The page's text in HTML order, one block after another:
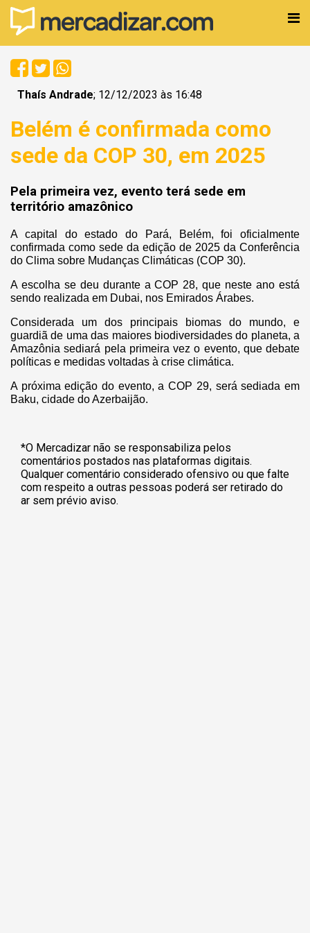
Thaís Andrade; 12/12/2023 às 16:48
Belém é confirmada como
sede da COP 30, em 2025
Pela primeira vez, evento terá sede em
território amazônico
A capital do estado do Pará, Belém, foi oficialmente
confirmada como sede da edição de 2025 da Conferência
do Clima sobre Mudanças Climáticas (COP 30).
A escolha se deu durante a COP 28, que neste ano está
sendo realizada em Dubai, nos Emirados Árabes.
Considerada um dos principais biomas do mundo, e
guardiã de uma das maiores biodiversidades do planeta, a
Amazônia sediará pela primeira vez o evento, que debate
políticas e medidas voltadas à crise climática.
A próxima edição do evento, a COP 29, será sediada em
Baku, cidade do Azerbaijão.
*O Mercadizar não se responsabiliza pelos
comentários postados nas plataformas digitais.
Qualquer comentário considerado ofensivo ou que falte
com respeito a outras pessoas poderá ser retirado do
ar sem prévio aviso.